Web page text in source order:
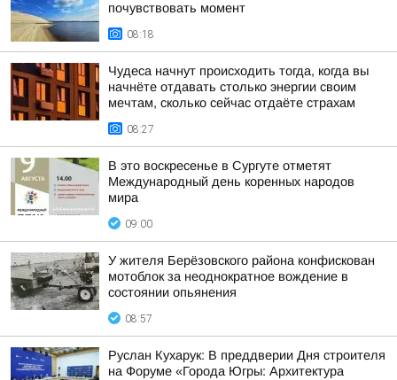
почувствовать момент
08:18
Чудеса начнут происходить тогда, когда вы
начнёте отдавать столько энергии своим
мечтам, сколько сейчас отдаёте страхам
08:27
В это воскресенье в Сургуте отметят
Международный день коренных народов
мира
09:00
У жителя Берёзовского района конфискован
мотоблок за неоднократное вождение в
состоянии опьянения
08:57
Руслан Кухарук: В преддверии Дня строителя
на Форуме «Города Югры: Архитектура